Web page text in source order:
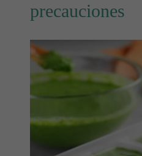
precauciones